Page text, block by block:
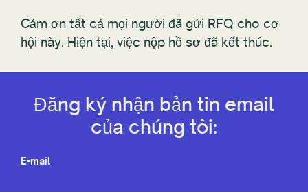
Cảm ơn tất cả mọi người đã gửi RFQ cho cơ
hội này. Hiện tại, việc nộp hồ sơ đã kết thúc.
Đăng ký nhận bản tin email
của chúng tôi:
E-mail